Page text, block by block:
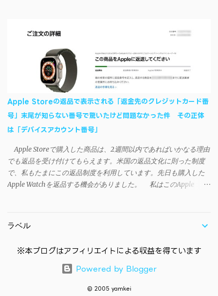
iSyncrを活用することで、Androidデバイスでもレート機能や再生
ートフォンに移行したい場合に役立つはずだ。
す・・・。カッコイイ！！ 開発ページ（英語） gpbeta.com - The
SAO Utilities Project – development log インストール（導入）手順
1. 開発ページ のDownloadsの項目から自分のOSにあったファイル
をダウンロードする。 Windows（Windows2000, XP, Vista, Win7,
Win8）に対応です。 （ ◆自分のパソコンが 32 ビット版か 64 ビッ
ト版かを確認したい ） 2.ダウンロードしたファイルを解凍後、
（自分はProgram Filesの中に移動させちゃいました）フォルダの
中にある SAO Utils.exe を実行。 3.アップデートがある場合は起動
時に知らせてくれるので、パッチをダウンロードしましょう。 ダ
て切り取り、先ほどダウンロードした SAO Utilsフォルダ へ貼り付
け、新しいファイルへ置き換えることで適用できます。 起動方法
と各種設定 アップデートが完了したら改めて SAO Utils.exe を起動
すると、アニメで見覚えのあるスプラッシュウィンドウがSEとと
（ランチャーの中からも可能です）簡単ですが日本語訳。（現在
できていなかったら？ 自動...
Apple Storeの返品で表示される「返金先のクレジットカード番
号」末尾が知らない番号で驚いたけど問題なかった件 その正体
は「デバイスアカウント番号」
Apple Storeで購入した商品は、2週間以内であればいかなる理由
でも返品を受け付けてもらえます。米国の返品文化に則った制度
で、私もたまにこの返品制度を利用しています。先日も購入した
Apple Watchを返品する機会がありました。 私はこのApple
が、返品状況が分かる概要ページには見覚えのないクレカ番号
ー部分参照）。 Apple Payのメインカードに登録しているクレカ
の番号末尾はYYYYだったので、この時点で頭の中は「？？？？」
混乱してしまいました。 「何らかのエラーで知らない人のクレ
ラベル
※本ブログはアフィリエイトによる収益を得ています
Powered by Blogger
© 2005 yamkei